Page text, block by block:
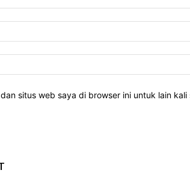
situs web saya di browser ini untuk lain